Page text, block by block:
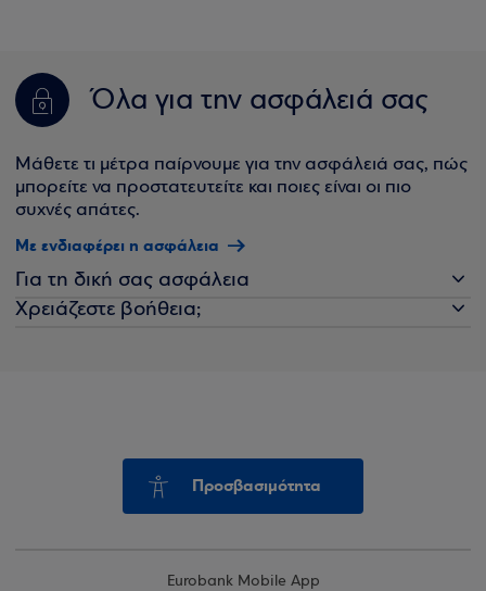
Όλα για την ασφάλειά σας
Μάθετε τι μέτρα παίρνουμε για την ασφάλειά σας, πώς
μπορείτε να προστατευτείτε και ποιες είναι οι πιο
συχνές απάτες.
Με ενδιαφέρει η ασφάλεια
Για τη δική σας ασφάλεια
Χρειάζεστε βοήθεια;
Προσβασιμότητα
Eurobank Mobile App